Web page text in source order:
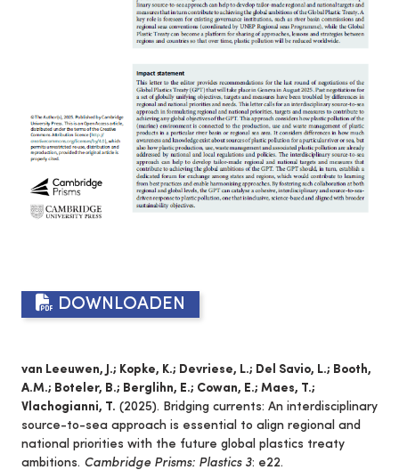
DOWNLOADEN
van Leeuwen, J.; Kopke, K.; Devriese, L.; Del Savio, L.; Booth,
A.M.; Boteler, B.; Berglihn, E.; Cowan, E.; Maes, T.;
Vlachogianni, T. (2025). Bridging currents: An interdisciplinary
source-to-sea approach is essential to align regional and
national priorities with the future global plastics treaty
ambitions. Cambridge Prisms: Plastics 3: e22.